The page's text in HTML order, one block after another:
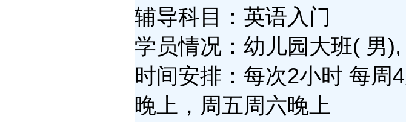
辅导科目：英语入门
学员情况：幼儿园大班( 男),
时间安排：每次2小时 每周
晚上，周五周六晚上